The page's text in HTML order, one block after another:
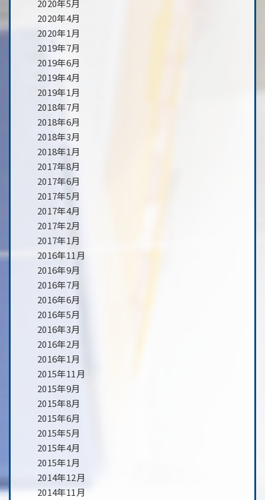
2020年5月
2020年4月
2020年1月
2019年7月
2019年6月
2019年4月
2019年1月
2018年7月
2018年6月
2018年3月
2018年1月
2017年8月
2017年6月
2017年5月
2017年4月
2017年2月
2017年1月
2016年11月
2016年9月
2016年7月
2016年6月
2016年5月
2016年3月
2016年2月
2016年1月
2015年11月
2015年9月
2015年8月
2015年6月
2015年5月
2015年4月
2015年1月
2014年12月
2014年11月